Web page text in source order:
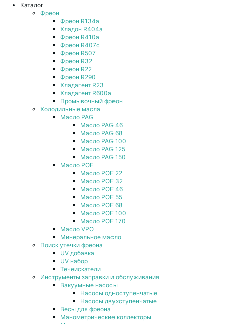
Каталог
Фреон
Фреон R134a
Хладон R404a
Фреон R410a
Фреон R407с
Фреон R507
Фреон R32
Фреон R22
Фреон R290
Хладагент R23
Хладагент R600a
Промывочный фреон
Холодильные масла
Масло PAG
Масло PAG 46
Масло PAG 68
Масло PAG 100
Масло PAG 125
Масло PAG 150
Масло POE
Масло POE 22
Масло POE 32
Масло POE 46
Масло POE 55
Масло POE 68
Масло POE 100
Масло POE 170
Масло VPO
Минеральное масло
Поиск утечки фреона
UV добавка
UV набор
Течеискатели
Инструменты заправки и обслуживания
Вакуумные насосы
Насосы одноступенчатые
Насосы двухступенчатые
Весы для фреона
Манометрические коллекторы